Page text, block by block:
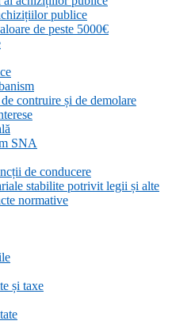
publice
de peste 5000€
contruire și de demolare
SNA
de conducere
stabilite potrivit legii și alte
normative
și taxe